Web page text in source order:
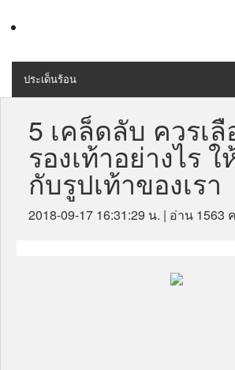
ประเด็นร้อน
ลดความอ้วน
ไลฟ์สไตล์
5 เคล็ดลับ ควรเลื
รองเท้าอย่างไร ใ
กับรูปเท้าของเรา
2018-09-17 16:31:29 น. | อ่าน 1563